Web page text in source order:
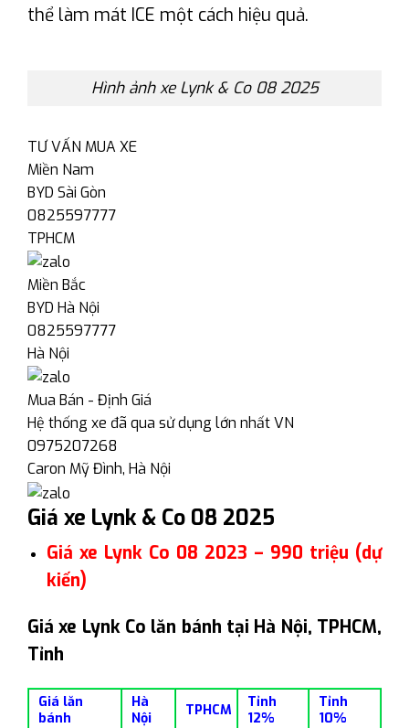
thể làm mát ICE một cách hiệu quả.
Hình ảnh xe Lynk & Co 08 2025
TƯ VẤN MUA XE
Miền Nam
BYD Sài Gòn
0825597777
TPHCM
Miền Bắc
BYD Hà Nội
0825597777
Hà Nội
Mua Bán - Định Giá
Hệ thống xe đã qua sử dụng lớn nhất VN
0975207268
Caron Mỹ Đình, Hà Nội
Giá xe Lynk & Co 08 2025
Giá xe Lynk Co 08 2023 – 990 triệu (dự
kiến)
Giá xe Lynk Co lăn bánh tại Hà Nội, TPHCM,
Tỉnh
Giá lăn
bánh
Hà
Nội
TPHCM
Tỉnh
12%
Tỉnh
10%